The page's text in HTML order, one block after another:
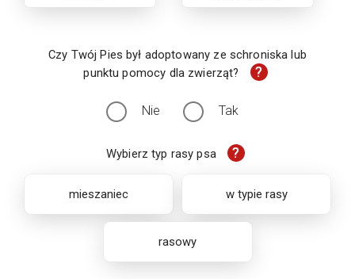
Czy Twój Pies był adoptowany ze schroniska lub
punktu pomocy dla zwierząt?
?
Nie Tak
Wybierz typ rasy psa ?
mieszaniec w typie rasy
rasowy